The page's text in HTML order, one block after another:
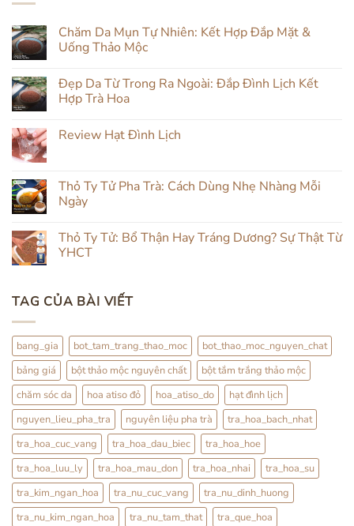
Chăm Da Mụn Tự Nhiên: Kết Hợp Đắp Mặt &
Uống Thảo Mộc
bình
luận
ở
Mụn
Đắp
Mặt
&
Mộc
Đẹp Da Từ Trong Ra Ngoài: Đắp Đình Lịch Kết
Hợp Trà Hoa
bình
Trong
Ra
Đình
Lịch
Kết
Review Hạt Đình Lịch
luận
Review
Lịch
Thỏ Ty Tử Pha Trà: Cách Dùng Nhẹ Nhàng Mỗi
Ngày
bình
luận
Pha
Trà:
Nhẹ
Nhàng
Mỗi
Ngày
Thỏ Ty Tử: Bổ Thận Hay Tráng Dương? Sự Thật Từ
YHCT
luận
ở
Tử:
Bổ
Thận
Hay
Tráng
Dương?
Sự
Thật
Từ
YHCT
TAG CỦA BÀI VIẾT
bang_gia bot_tam_trang_thao_moc
bot_thao_moc_nguyen_chat
bảng giá
bột thảo mộc nguyên chất
bột tắm trắng thảo mộc
chăm sóc da
hoa atiso đỏ hoa_atiso_do
hạt đình lịch
nguyen_lieu_pha_tra
nguyên liệu pha trà
tra_hoa_bach_nhat
tra_hoa_cuc_vang
tra_hoa_dau_biec
tra_hoa_hoe
tra_hoa_luu_ly
tra_hoa_mau_don tra_hoa_nhai
tra_hoa_su
tra_kim_ngan_hoa
tra_nu_cuc_vang
tra_nu_dinh_huong
tra_nu_kim_ngan_hoa
tra_nu_tam_that
tra_que_hoa